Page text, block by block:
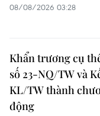
08/08/2026 03:28
Khẩn trương cụ
số 23-NQ/TW và
KL/TW thành
động